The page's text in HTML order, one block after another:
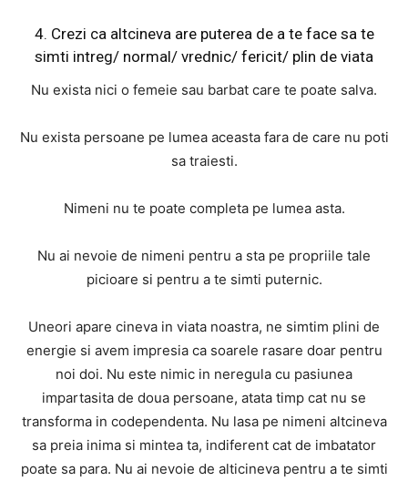
4. Crezi ca altcineva are puterea de a te face sa te
simti intreg/ normal/ vrednic/ fericit/ plin de viata
Nu exista nici o femeie sau barbat care te poate salva.
Nu exista persoane pe lumea aceasta fara de care nu poti
sa traiesti.
Nimeni nu te poate completa pe lumea asta.
Nu ai nevoie de nimeni pentru a sta pe propriile tale
picioare si pentru a te simti puternic.
Uneori apare cineva in viata noastra, ne simtim plini de
energie si avem impresia ca soarele rasare doar pentru
noi doi. Nu este nimic in neregula cu pasiunea
impartasita de doua persoane, atata timp cat nu se
transforma in codependenta. Nu lasa pe nimeni altcineva
sa preia inima si mintea ta, indiferent cat de imbatator
poate sa para. Nu ai nevoie de alticineva pentru a te simti